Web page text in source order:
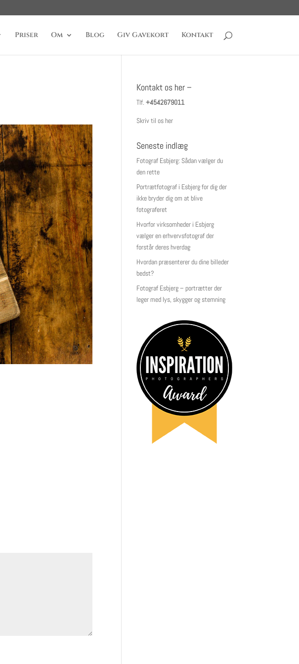
Priser Om Blog Giv Gavekort Kontakt
Kontakt os her –
Tlf.+4542679011
Skriv til os her
Seneste indlæg
Fotograf Esbjerg: Sådan vælger du
den rette
Portrætfotograf i Esbjerg for dig der
ikke bryder dig om at blive
fotograferet
Hvorfor virksomheder i Esbjerg
vælger en erhvervsfotograf der
forstår deres hverdag
Hvordan præsenterer du dine billeder
bedst?
Fotograf Esbjerg – portrætter der
leger med lys, skygger og stemning